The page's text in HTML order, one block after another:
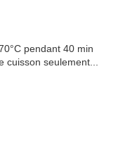
pendant 40 min
seulement...